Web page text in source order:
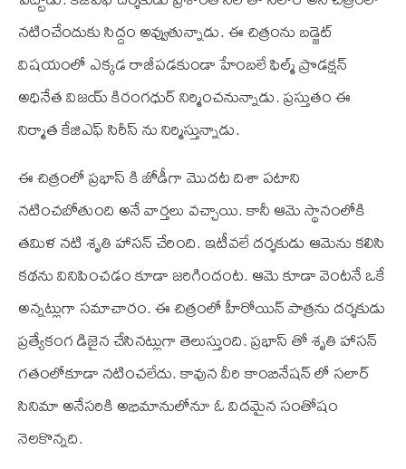
నటించేందుకు సిద్దం అవ్వుతున్నాడు. ఈ చిత్రంను బడ్జెట్
విషయంలో ఎక్కడ రాజీపడకుండా హేంబలే ఫిల్మ్ ప్రొడక్షన్
అధినేత విజయ్ కిరంగధుర్ నిర్మించనున్నాడు. ప్రస్తుతం ఈ
నిర్మాత కే‌జి‌ఎఫ్ సిరీస్ ను నిర్మిస్తున్నాడు.
ఈ చిత్రంలో ప్రభాస్ కి జోడీగా మొదట దిశా పటాని
నటించబోతుంది అనే వార్తలు వచ్చాయి. కానీ ఆమె స్థానంలోకి
తమిళ నటి శృతి హాసన్ చేరింది. ఇటీవలే దర్శకుడు ఆమెను కలిసి
కథను వినిపించడం కూడా జరిగిందంట. ఆమె కూడా వెంటనే ఒకే
అన్నట్లుగా సమాచారం. ఈ చిత్రంలో హీరోయిన్ పాత్రను దర్శకుడు
ప్రత్యేకంగ డిజైన చేసినట్లుగా తెలుస్తుంది. ప్రభాస్ తో శృతి హాసన్
గతంలోకూడా నటించలేదు. కావున వీరి కాంబినేషన్ లో సలార్
సినిమా అనేసరికి అభిమానులోనూ ఓ విదమైన సంతోషం
నెలకొన్నది.